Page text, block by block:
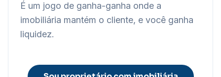
É um jogo de ganha-ganha onde a
imobiliária mantém o cliente, e você ganha
liquidez.